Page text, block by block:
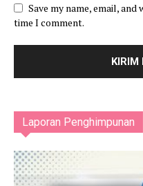
Save my name, email,
time I comment.
Laporan Penghimpunan